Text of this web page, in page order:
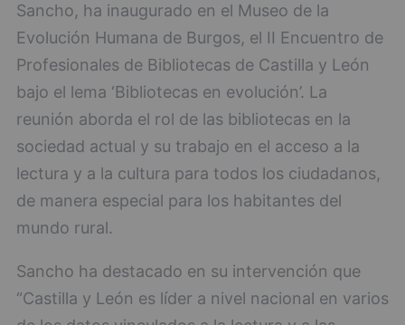
Sancho, ha inaugurado en el Museo de la
Evolución Humana de Burgos, el II Encuentro de
Profesionales de Bibliotecas de Castilla y León
bajo el lema ‘Bibliotecas en evolución’. La
reunión aborda el rol de las bibliotecas en la
sociedad actual y su trabajo en el acceso a la
lectura y a la cultura para todos los ciudadanos,
de manera especial para los habitantes del
mundo rural.
Sancho ha destacado en su intervención que
“Castilla y León es líder a nivel nacional en varios